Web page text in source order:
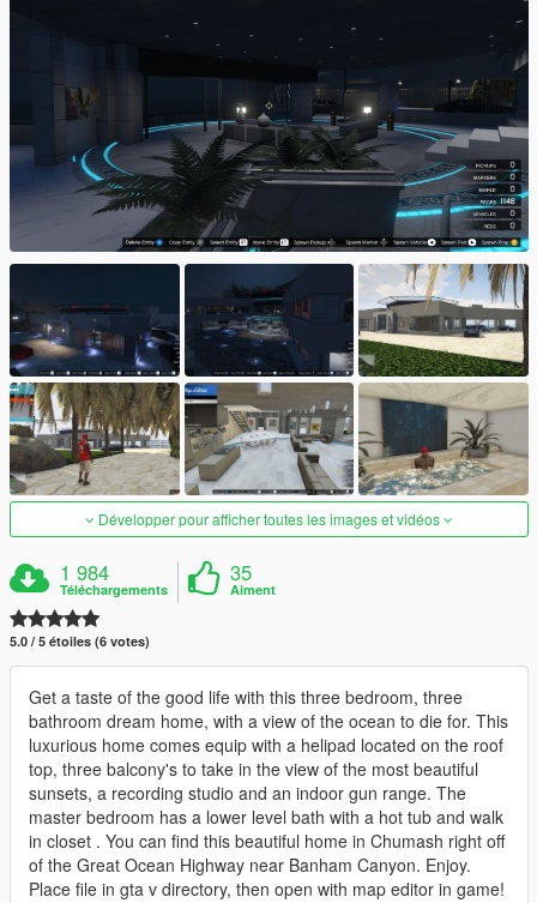
Développer pour afficher toutes les images et vidéos
1 984
Téléchargements
35
Aiment
5.0 / 5 étoiles (6 votes)
Get a taste of the good life with this three bedroom, three
bathroom dream home, with a view of the ocean to die for. This
luxurious home comes equip with a helipad located on the roof
top, three balcony's to take in the view of the most beautiful
sunsets, a recording studio and an indoor gun range. The
master bedroom has a lower level bath with a hot tub and walk
in closet . You can find this beautiful home in Chumash right off
of the Great Ocean Highway near Banham Canyon. Enjoy.
Place file in gta v directory, then open with map editor in game!